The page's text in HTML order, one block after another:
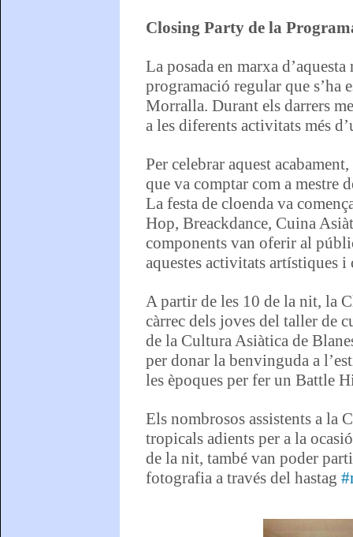
Closing Party de la
La posada en marxa
programació regular que s’ha
Morralla. Durant els darrers
a les diferents activitats més
Per celebrar aquest
que va comptar com a mestre
La festa de cloenda va
Hop, Breackdance, Cuina
components van oferir al
aquestes activitats artístiques i
A partir de les 10 de la nit, la
càrrec dels joves del taller de
de la Cultura Asiàtica de
per donar la benvinguda a
les èpoques per fer un Battle
Els nombrosos assistents a la
tropicals adients per a la
de la nit, també van poder
fotografia a través del hastag